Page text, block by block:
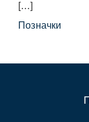
[…]
Позначки